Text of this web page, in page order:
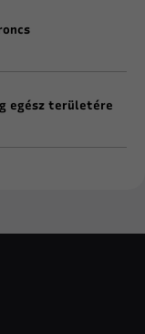
egész területére